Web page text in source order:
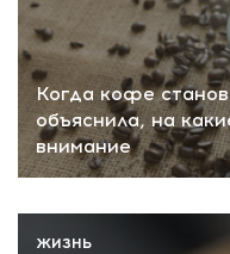
Когда кофе
объяснила, на
внимание
ЖИЗНЬ